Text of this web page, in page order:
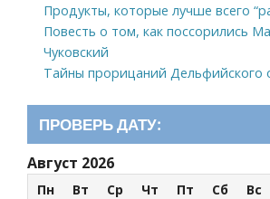
Продукты, которые лучше всего
Повесть о том, как поссорились
Чуковский
Тайны прорицаний Дельфийского
ПРОВЕРЬ ДАТУ:
Август 2026
Пн Вт Ср Чт Пт Сб
Вс